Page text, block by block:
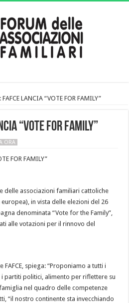
LANCIA “VOTE FOR FAMILY”
“VOTE FOR FAMILY”
ORA
FOR FAMILY”
delle associazioni familiari cattoliche
europea), in vista delle elezioni del 26
denominata “Vote for the Family”,
alle votazioni per il rinnovo del
FAFCE, spiega: “Proponiamo a tutti i
partiti politici, alimento per riflettere su
nel quadro delle competenze
“il nostro continente sta invecchiando